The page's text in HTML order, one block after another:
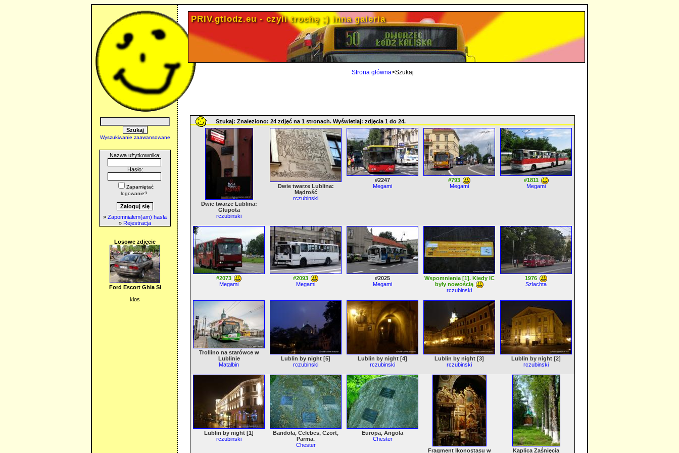
Wyszukiwanie zaawansowane
Nazwa użytkownika:
Hasło:
Zapamiętać
logowanie?
» Zapomniałem(am) hasła
» Rejestracja
Losowe zdjęcie
Ford Escort Ghia Si
klos
PRIV.gtlodz.eu - czyli trochę ;) inna galeria
Strona główna>Szukaj
Szukaj: Znaleziono: 24 zdjęć na 1 stronach. Wyświetlaj: zdjęcia 1 do 24.
Dwie twarze Lublina:
Głupota
rczubinski
Dwie twarze Lublina:
Mądrość
rczubinski
#2247
Megami
#793
Megami
#1811
Megami
#2073
Megami
#2093
Megami
#2025
Megami
Wspomnienia [1]. Kiedy IC
były nowością
rczubinski
1976
Szlachta
Trollino na starówce w
Lublinie
Matalbin
Lublin by night [5]
rczubinski
Lublin by night [4]
rczubinski
Lublin by night [3]
rczubinski
Lublin by night [2]
rczubinski
Lublin by night [1]
rczubinski
Bandoła, Celebes, Czort,
Parma.
Chester
Europa, Angola
Chester
Fragment Ikonostasu w
Kaplica Zaśnięcia